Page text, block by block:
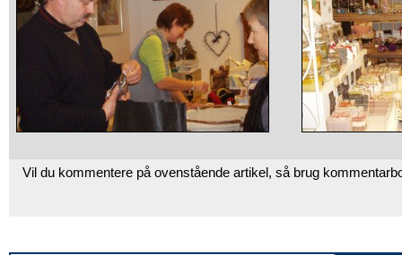
Vil du kommentere på ovenstående artikel, så brug